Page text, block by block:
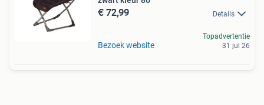
€ 72,99 Details
Bezoek website
Topadvertentie
31 jul 26